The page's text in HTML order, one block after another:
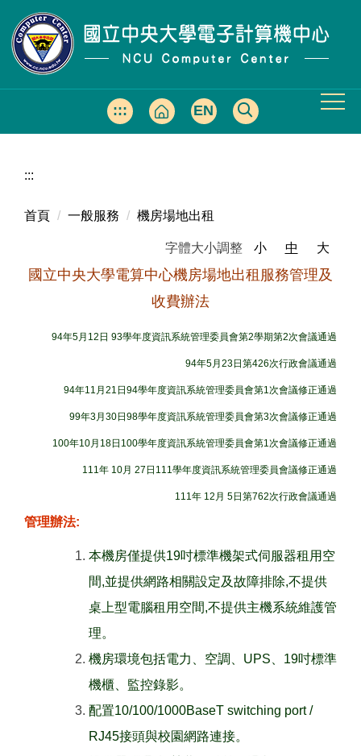
到
主
內
::: EN
:::
首頁 一般服務 機房場地出租
字體大小調整 小 中 大
國立中央大學電算中心機房場地出租服務管理及
收費辦法
94年5月12日 93學年度資訊系統管理委員會第2學期第2次會議通過
94年5月23日第426次行政會議通過
94年11月21日94學年度資訊系統管理委員會第1次會議修正通過
99年3月30日98學年度資訊系統管理委員會第3次會議修正通過
100年10月18日100學年度資訊系統管理委員會第1次會議修正通過
111年 10月 27日111學年度資訊系統管理委員會議修正通過
111年 12月 5日第762次行政會議通過
管理辦法:
本機房僅提供19吋標準機架式伺服器租用空
間,並提供網路相關設定及故障排除,不提供
桌上型電腦租用空間,不提供主機系統維護管
理。
機房環境包括電力、空調、UPS、19吋標準
機櫃、監控錄影。
配置10/100/1000BaseT switching port /
RJ45接頭與校園網路連接。